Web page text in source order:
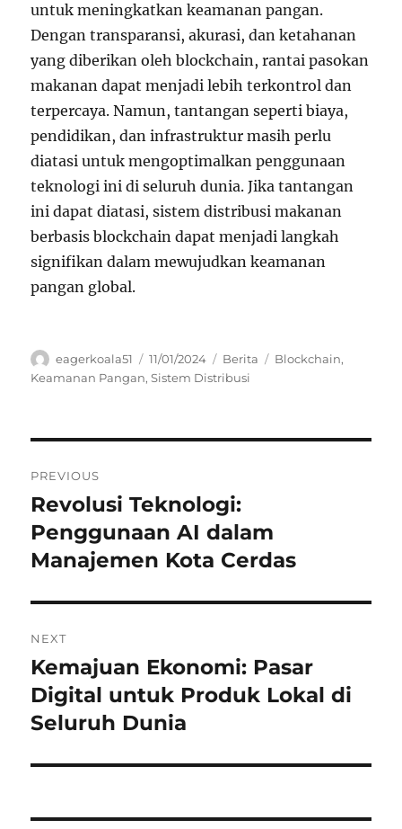
untuk meningkatkan keamanan pangan.
Dengan transparansi, akurasi, dan ketahanan
yang diberikan oleh blockchain, rantai pasokan
makanan dapat menjadi lebih terkontrol dan
terpercaya. Namun, tantangan seperti biaya,
pendidikan, dan infrastruktur masih perlu
diatasi untuk mengoptimalkan penggunaan
teknologi ini di seluruh dunia. Jika tantangan
ini dapat diatasi, sistem distribusi makanan
berbasis blockchain dapat menjadi langkah
signifikan dalam mewujudkan keamanan
pangan global.
Author
eagerkoala51
Posted
on
11/01/2024 Categories
Berita Tags
Blockchain,
Keamanan Pangan,Sistem Distribusi
pos
PREVIOUS
Previous
post:
Revolusi Teknologi:
Penggunaan AI dalam
Manajemen Kota Cerdas
NEXT
Next
post:
Kemajuan Ekonomi: Pasar
Digital untuk Produk Lokal di
Seluruh Dunia